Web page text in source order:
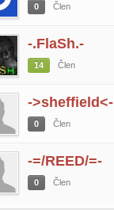
0 Člen
-.FlaSh.-
14 Člen
->sheffield<-
0 Člen
-=/REED/=-
0 Člen